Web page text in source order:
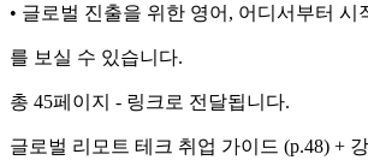
• 글로벌 진출을 위한 영어, 어디서부터 시
를 보실 수 있습니다.
총 45페이지 - 링크로 전달됩니다.
글로벌 리모트 테크 취업 가이드 (p.48) +